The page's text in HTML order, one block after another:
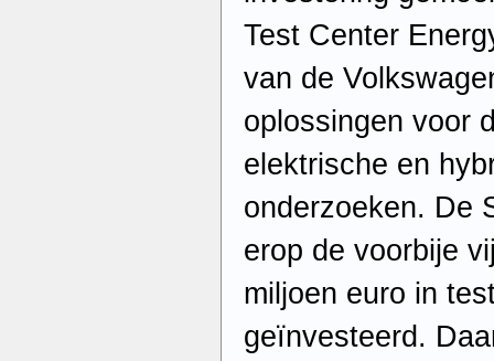
Test Center
van de
oplossingen voor
elektrische en
onderzoeken. De
erop de voorbije
miljoen euro in
geïnvesteerd.